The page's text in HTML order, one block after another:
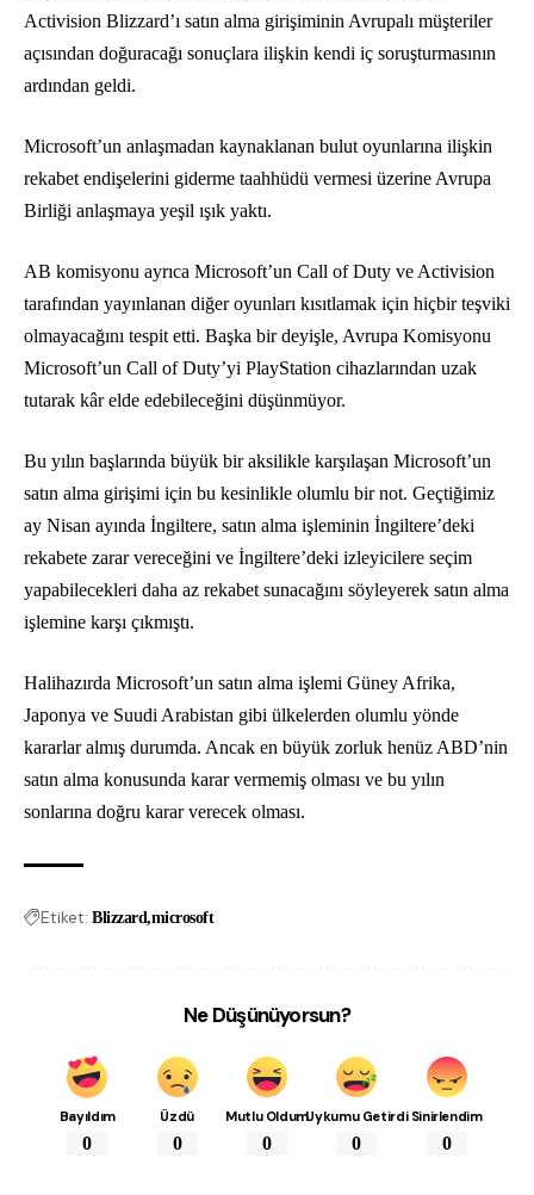
Activision Blizzard’ı satın alma girişiminin Avrupalı müşteriler
açısından doğuracağı sonuçlara ilişkin kendi iç soruşturmasının
ardından geldi.
Microsoft’un anlaşmadan kaynaklanan bulut oyunlarına ilişkin
rekabet endişelerini giderme taahhüdü vermesi üzerine Avrupa
Birliği anlaşmaya yeşil ışık yaktı.
AB komisyonu ayrıca Microsoft’un Call of Duty ve Activision
tarafından yayınlanan diğer oyunları kısıtlamak için hiçbir teşviki
olmayacağını tespit etti. Başka bir deyişle, Avrupa Komisyonu
Microsoft’un Call of Duty’yi PlayStation cihazlarından uzak
tutarak kâr elde edebileceğini düşünmüyor.
Bu yılın başlarında büyük bir aksilikle karşılaşan Microsoft’un
satın alma girişimi için bu kesinlikle olumlu bir not. Geçtiğimiz
ay Nisan ayında İngiltere, satın alma işleminin İngiltere’deki
rekabete zarar vereceğini ve İngiltere’deki izleyicilere seçim
yapabilecekleri daha az rekabet sunacağını söyleyerek satın alma
işlemine karşı çıkmıştı.
Halihazırda Microsoft’un satın alma işlemi Güney Afrika,
Japonya ve Suudi Arabistan gibi ülkelerden olumlu yönde
kararlar almış durumda. Ancak en büyük zorluk henüz ABD’nin
satın alma konusunda karar vermemiş olması ve bu yılın
sonlarına doğru karar verecek olması.
Etiket: Blizzard microsoft
Ne Düşünüyorsun?
Bayıldım
0
Üzdü
0
Mutlu Oldum
0
Uykumu Getirdi
0
Sinirlendim
0